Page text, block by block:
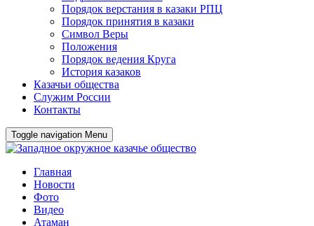
Порядок верстания в казаки РПЦ
Порядок принятия в казаки
Символ Веры
Положения
Порядок ведения Круга
История казаков
Казачьи общества
Служим России
Контакты
Toggle navigation Menu
Главная
Новости
Фото
Видео
Атаман